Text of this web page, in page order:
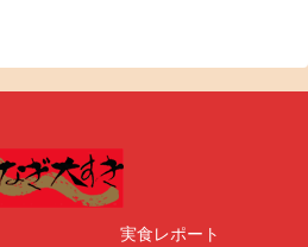
実食レポート